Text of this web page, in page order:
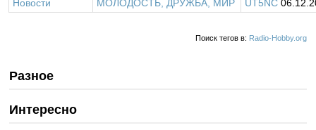
Новости МОЛОДОСТЬ, ДРУЖБА, МИР UT5NC
Поиск тегов в: Radio-Hobby.org
Разное
Интересно